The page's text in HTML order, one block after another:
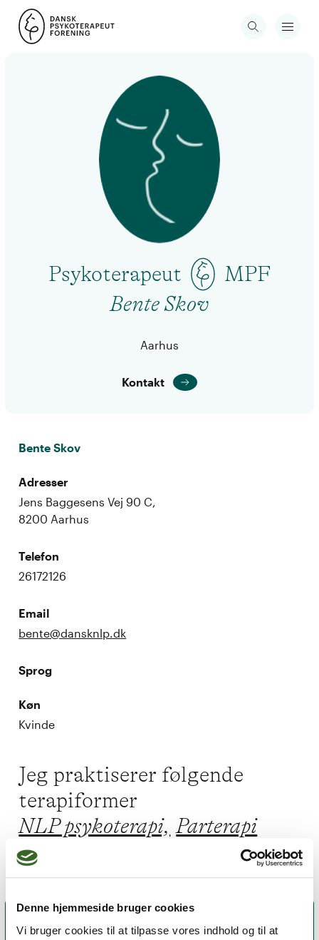
Denne hjemmeside bruger cookies
Vi bruger cookies til at tilpasse vores indhold og til at
Psykoterapeut
MPF
Bente Skov
Aarhus
Kontakt
Bente Skov
Adresser
Jens Baggesens Vej 90 C,
8200 Aarhus
Telefon
26172126
Email
bente@dansknlp.dk
Sprog
Køn
Kvinde
Jeg praktiserer følgende
terapiformer
NLP psykoterapi, Parterapi